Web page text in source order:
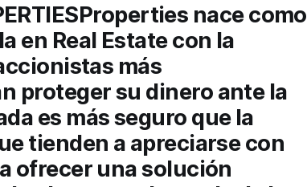
Properties nace como
en Real Estatecon la
más
proteger su dinero ante la
es más seguro que la
tienden a apreciarse con
ofrecer una solución